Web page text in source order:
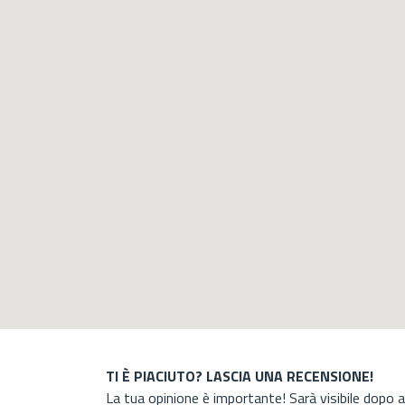
TI È PIACIUTO? LASCIA UNA RECENSIONE!
La tua opinione è importante! Sarà visibile dopo